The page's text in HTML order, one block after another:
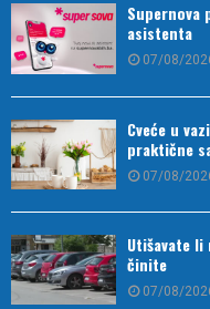
Supernova
asistenta
07/08/
Cveće u
praktične
07/08/
Utišavate
činite
07/08/